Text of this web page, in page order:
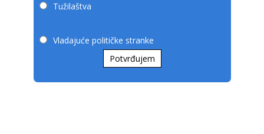
Tužilaštva
Vladajuće političke stranke
Potvrđujem